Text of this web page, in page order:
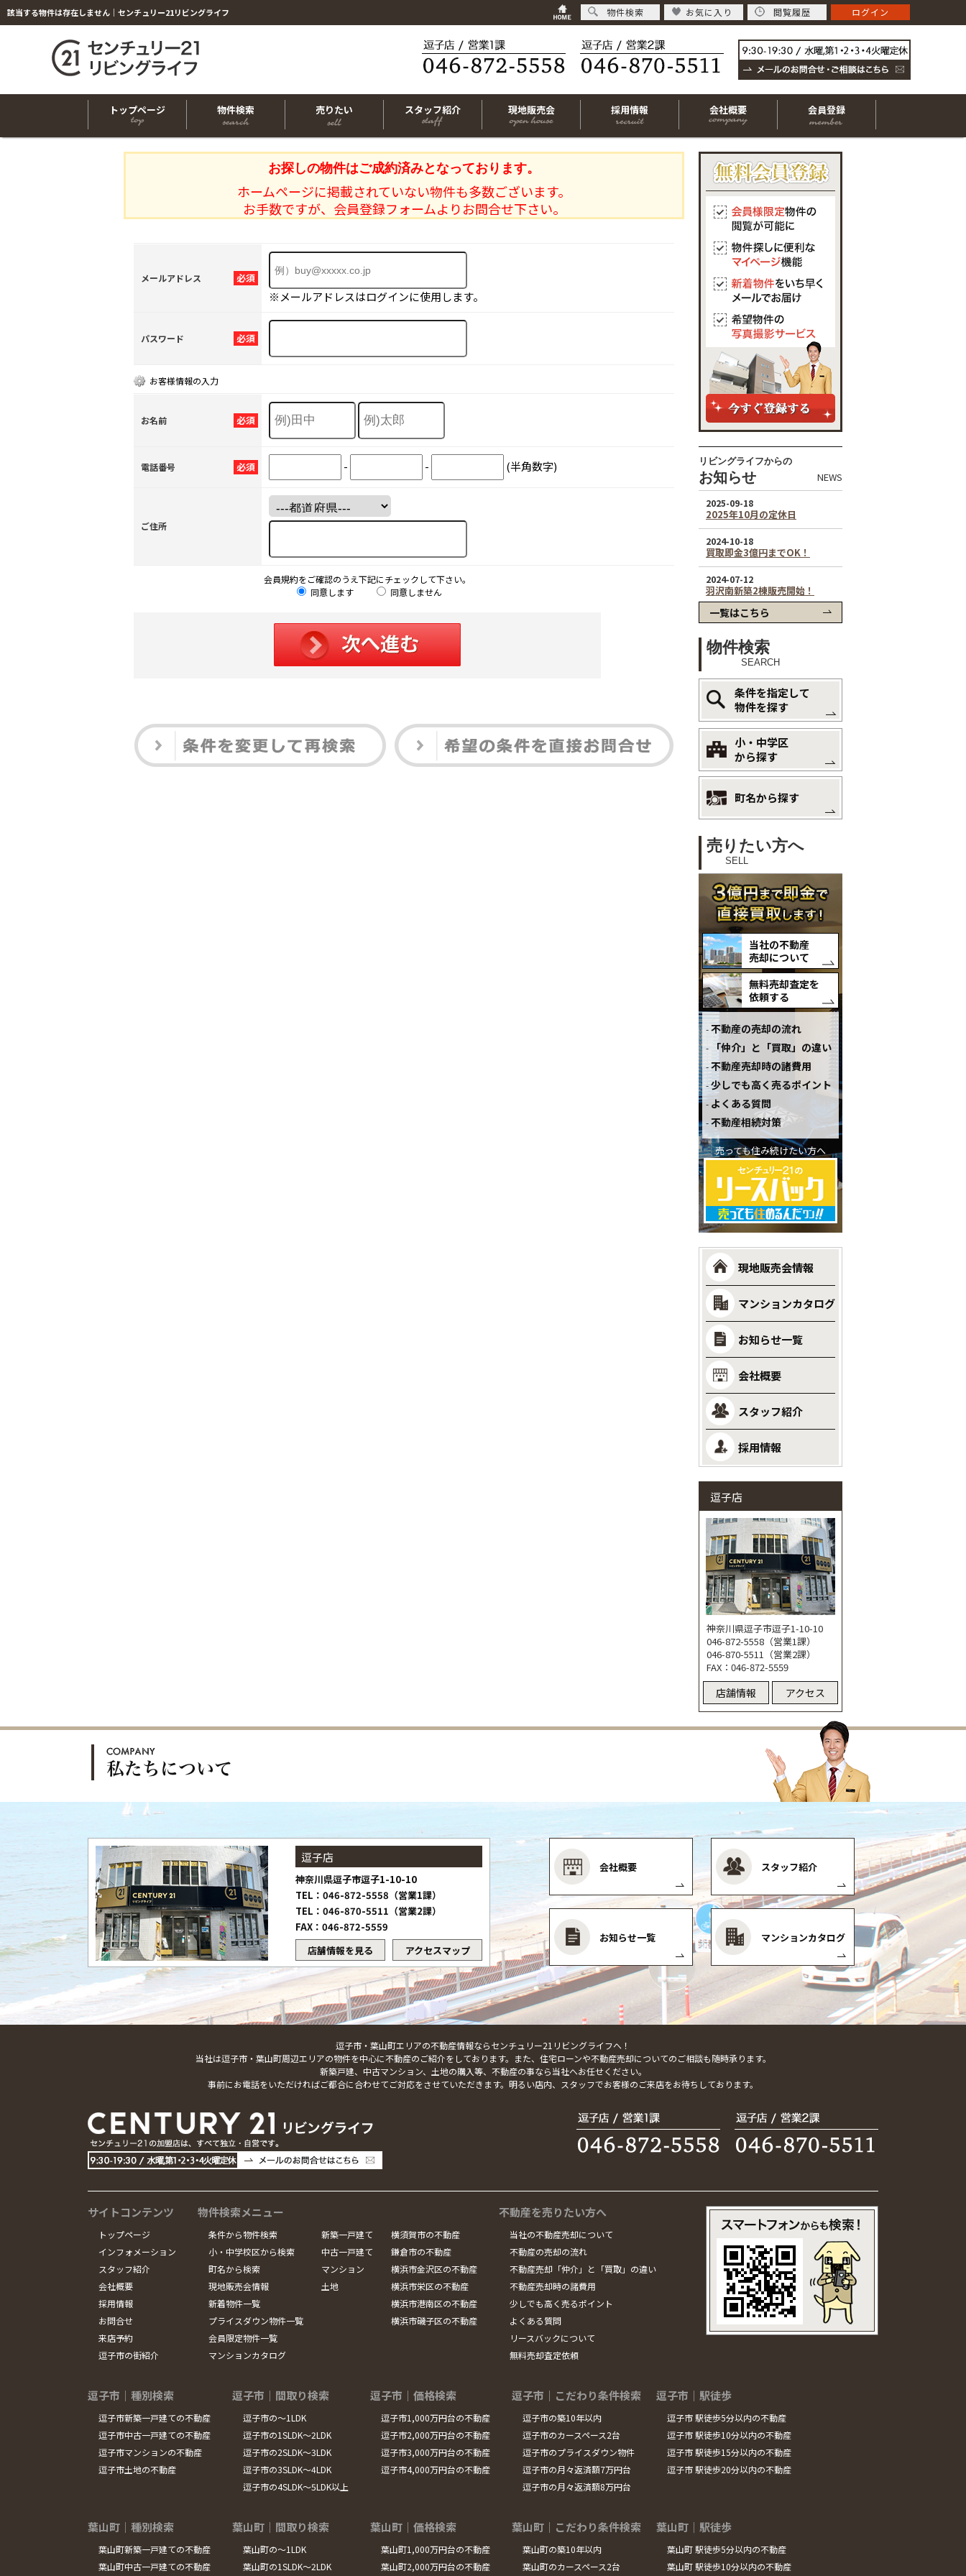
該当する物件は存在しません｜センチュリー21リビングライフ
トップページ 物件検索 売りたい スタッフ紹介 現地販売会 採用情報 会社概要 会員登録
お探しの物件はご成約済みとなっております。
ホームページに掲載されていない物件も多数ございます。
お手数ですが、会員登録フォームよりお問合せ下さい。
必須
メールアドレス
※メールアドレスはログインに使用します。
必須
パスワード
お客様情報の入力
必須
お名前
必須
電話番号 - - (半角数字)
ご住所
会員規約をご確認のうえ下記にチェックして下さい。
同意します
同意しません
リビングライフからの
お知らせ NEWS
一覧はこちら
物件検索
SEARCH
条件を指定して
物件を探す
小・中学区
から探す
町名から探す
売りたい方へ
SELL
当社の不動産
売却について
無料売却査定を
依頼する
不動産の売却の流れ
「仲介」と「買取」の違い
不動産売却時の諸費用
少しでも高く売るポイント
よくある質問
不動産相続対策
売っても住み続けたい方へ
現地販売会情報
マンションカタログ
お知らせ一覧
会社概要
スタッフ紹介
採用情報
逗子店
神奈川県逗子市逗子1-10-10
046-872-5558（営業1課）
046-870-5511（営業2課）
FAX：046-872-5559
店舗情報 アクセス
逗子店
神奈川県逗子市逗子1-10-10
TEL：046-872-5558（営業1課）
TEL：046-870-5511（営業2課）
FAX：046-872-5559
店舗情報を見る
アクセスマップ
会社概要 スタッフ紹介
お知らせ一覧 マンションカタログ
逗子市・葉山町エリアの不動産情報ならセンチュリー21リビングライフへ！
当社は逗子市・葉山町周辺エリアの物件を中心に不動産のご紹介をしております。また、住宅ローンや不動産売却についてのご相談も随時承ります。
新築戸建、中古マンション、土地の購入等、不動産の事なら当社へお任せください。
事前にお電話をいただければご都合に合わせてご対応をさせていただきます。明るい店内、スタッフでお客様のご来店をお待ちしております。
サイトコンテンツ
トップページ
インフォメーション
スタッフ紹介
会社概要
採用情報
お問合せ
来店予約
逗子市の街紹介
物件検索メニュー
条件から物件検索
小・中学校区から検索
町名から検索
現地販売会情報
新着物件一覧
プライスダウン物件一覧
会員限定物件一覧
マンションカタログ
新築一戸建て
中古一戸建て
マンション
土地
横須賀市の不動産
鎌倉市の不動産
横浜市金沢区の不動産
横浜市栄区の不動産
横浜市港南区の不動産
横浜市磯子区の不動産
不動産を売りたい方へ
当社の不動産売却について
不動産の売却の流れ
不動産売却「仲介」と「買取」の違い
不動産売却時の諸費用
少しでも高く売るポイント
よくある質問
リースバックについて
無料売却査定依頼
逗子市｜種別検索
逗子市新築一戸建ての不動産
逗子市中古一戸建ての不動産
逗子市マンションの不動産
逗子市土地の不動産
逗子市｜間取り検索
逗子市の～1LDK
逗子市の1SLDK～2LDK
逗子市の2SLDK～3LDK
逗子市の3SLDK～4LDK
逗子市の4SLDK～5LDK以上
逗子市｜価格検索
逗子市1,000万円台の不動産
逗子市2,000万円台の不動産
逗子市3,000万円台の不動産
逗子市4,000万円台の不動産
逗子市｜こだわり条件検索
逗子市の築10年以内
逗子市のカースペース2台
逗子市のプライスダウン物件
逗子市の月々返済額7万円台
逗子市の月々返済額8万円台
逗子市｜駅徒歩
逗子市 駅徒歩5分以内の不動産
逗子市 駅徒歩10分以内の不動産
逗子市 駅徒歩15分以内の不動産
逗子市 駅徒歩20分以内の不動産
葉山町｜種別検索
葉山町新築一戸建ての不動産
葉山町中古一戸建ての不動産
葉山町｜間取り検索
葉山町の～1LDK
葉山町の1SLDK～2LDK
葉山町｜価格検索
葉山町1,000万円台の不動産
葉山町2,000万円台の不動産
葉山町｜こだわり条件検索
葉山町の築10年以内
葉山町のカースペース2台
葉山町｜駅徒歩
葉山町 駅徒歩5分以内の不動産
葉山町 駅徒歩10分以内の不動産
物件検索 お気に入り 閲覧履歴 ログイン